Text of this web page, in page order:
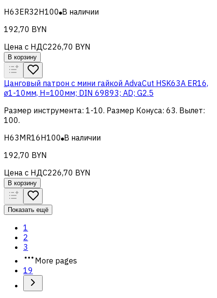
H63ER32H100 В наличии
192,70 BYN
Цена с НДС226,70 BYN
В корзину
Цанговый патрон c мини гайкой AdvaCut HSK63A ER16,
ø1-10мм, H=100мм; DIN 69893; AD; G2.5
Размер инструмента: 1-10. Размер Конуса: 63. Вылет:
100.
H63MR16H100 В наличии
192,70 BYN
Цена с НДС226,70 BYN
В корзину
Показать ещё
1
2
3
More pages
19